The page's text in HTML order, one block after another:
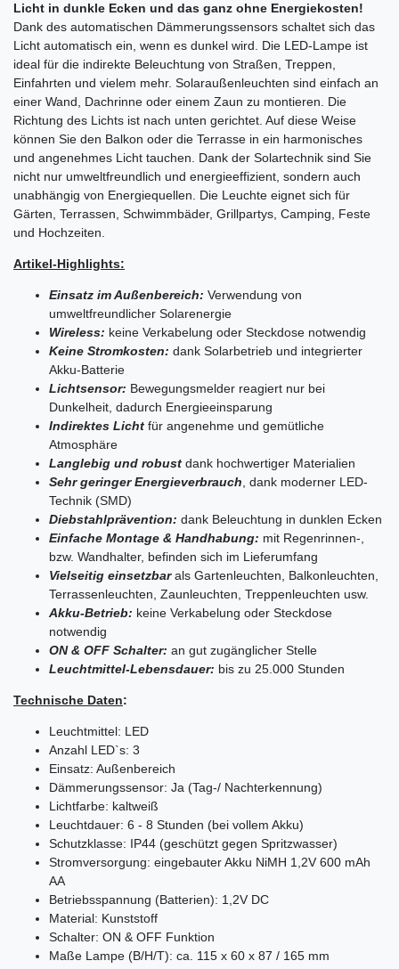
Licht in dunkle Ecken und das ganz ohne Energiekosten!
Dank des automatischen Dämmerungssensors schaltet sich das
Licht automatisch ein, wenn es dunkel wird. Die LED-Lampe ist
ideal für die indirekte Beleuchtung von Straßen, Treppen,
Einfahrten und vielem mehr. Solaraußenleuchten sind einfach an
einer Wand, Dachrinne oder einem Zaun zu montieren. Die
Richtung des Lichts ist nach unten gerichtet. Auf diese Weise
können Sie den Balkon oder die Terrasse in ein harmonisches
und angenehmes Licht tauchen. Dank der Solartechnik sind Sie
nicht nur umweltfreundlich und energieeffizient, sondern auch
unabhängig von Energiequellen. Die Leuchte eignet sich für
Gärten, Terrassen, Schwimmbäder, Grillpartys, Camping, Feste
und Hochzeiten.
Artikel-Highlights:
Einsatz im Außenbereich: Verwendung von
umweltfreundlicher Solarenergie
Wireless: keine Verkabelung oder Steckdose notwendig
Keine Stromkosten: dank Solarbetrieb und integrierter
Akku-Batterie
Lichtsensor: Bewegungsmelder reagiert nur bei
Dunkelheit, dadurch Energieeinsparung
Indirektes Licht für angenehme und gemütliche
Atmosphäre
Langlebig und robust dank hochwertiger Materialien
Sehr geringer Energieverbrauch, dank moderner LED-
Technik (SMD)
Diebstahlprävention: dank Beleuchtung in dunklen Ecken
Einfache Montage & Handhabung: mit Regenrinnen-,
bzw. Wandhalter, befinden sich im Lieferumfang
Vielseitig einsetzbarals Gartenleuchten, Balkonleuchten,
Terrassenleuchten, Zaunleuchten, Treppenleuchten usw.
Akku-Betrieb: keine Verkabelung oder Steckdose
notwendig
ON & OFF Schalter: an gut zugänglicher Stelle
Leuchtmittel-Lebensdauer: bis zu 25.000 Stunden
Technische Daten:
Leuchtmittel: LED
Anzahl LED`s: 3
Einsatz: Außenbereich
Dämmerungssensor: Ja (Tag-/ Nachterkennung)
Lichtfarbe: kaltweiß
Leuchtdauer: 6 - 8 Stunden (bei vollem Akku)
Schutzklasse: IP44 (geschützt gegen Spritzwasser)
Stromversorgung: eingebauter Akku NiMH 1,2V 600 mAh
AA
Betriebsspannung (Batterien): 1,2V DC
Material: Kunststoff
Schalter: ON & OFF Funktion
Maße Lampe (B/H/T): ca. 115 x 60 x 87 / 165 mm